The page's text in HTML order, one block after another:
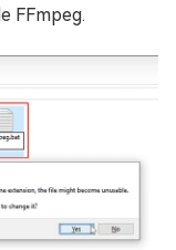
FFmpeg.